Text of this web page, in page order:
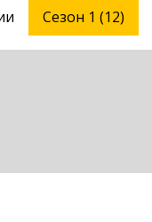
Сезон 1 (12)